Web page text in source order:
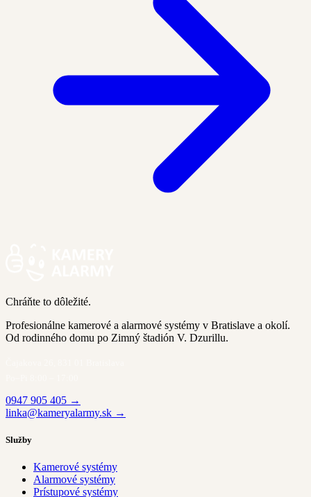
Chráňte to dôležité.
Profesionálne kamerové a alarmové systémy v Bratislave a okolí.
Od rodinného domu po Zimný štadión V. Dzurillu.
0947 905 405 →
linka@kameryalarmy.sk →
Služby
Kamerové systémy
Alarmové systémy
Prístupové systémy